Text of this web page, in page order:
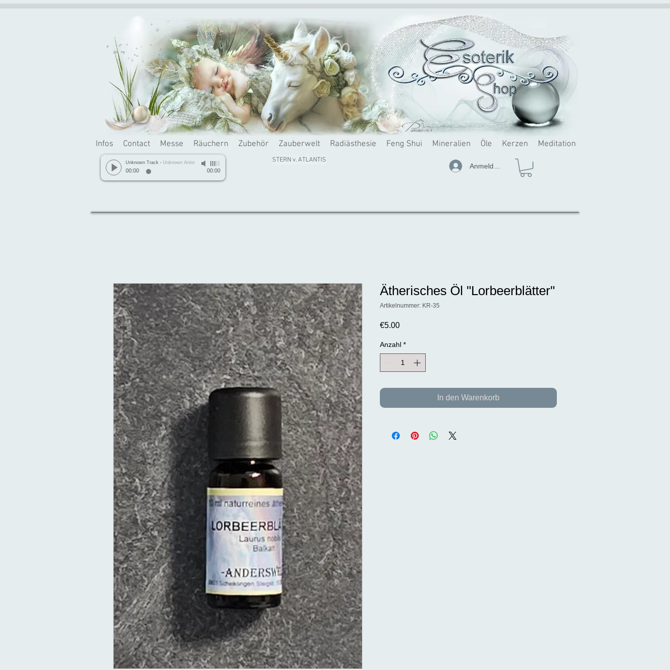
Infos Contact Messe Räuchern Zubehör Zauberwelt Radiästhesie Feng Shui Mineralien Öle Kerzen Meditation
Unknown Track - Unknown Artist
00:00 00:00
STERN v. ATLANTIS
Anmelden
Ätherisches Öl "Lorbeerblätter"
Artikelnummer: KR-35
€5.00Preis
Anzahl *
In den Warenkorb